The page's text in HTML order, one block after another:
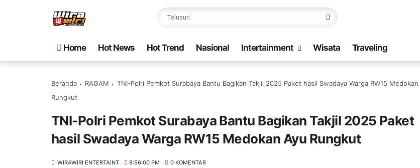
Home Hot News Hot Trend Nasional Intertainment Wisata Traveling
Beranda RAGAM
TNI-Polri Pemkot Surabaya Bantu Bagikan Takjil 2025 Paket hasil Swadaya Warga RW15 Medokan
Rungkut
TNI-Polri Pemkot Surabaya Bantu Bagikan Takjil 2025 Paket
hasil Swadaya Warga RW15 Medokan Ayu Rungkut
WIRAWIRI ENTERTAINT 8:56:00 PM 0 KOMENTAR